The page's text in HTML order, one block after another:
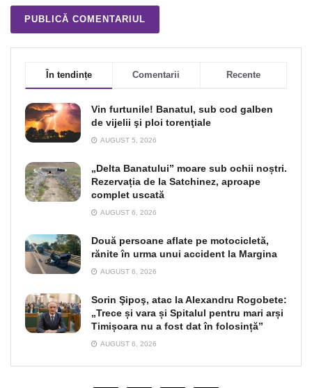
În tendințe Comentarii Recente
Vin furtunile! Banatul, sub cod galben
de vijelii şi ploi torenţiale
AUGUST 5, 2026
„Delta Banatului” moare sub ochii noștri.
Rezervația de la Satchinez, aproape
complet uscată
AUGUST 6, 2026
Două persoane aflate pe motocicletă,
rănite în urma unui accident la Margina
AUGUST 6, 2026
Sorin Şipoş, atac la Alexandru Rogobete:
„Trece și vara și Spitalul pentru mari arși
Timișoara nu a fost dat în folosință”
AUGUST 6, 2026